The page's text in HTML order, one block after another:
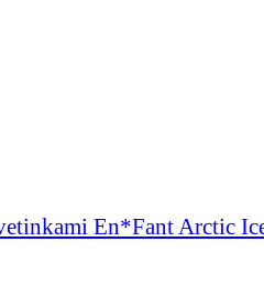
En*Fant Arctic